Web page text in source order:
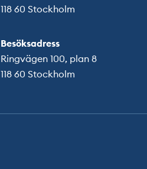
118 60 Stockholm
Besöksadress
Ringvägen 100, plan 8
118 60 Stockholm